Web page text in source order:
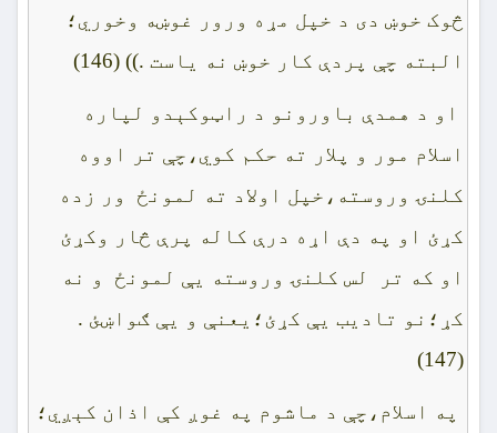
څوک خوښ دى د خپل مړه ورور غوښه وخوري؛
البته چې پردې کار خوښ نه ياست .)) (146)
او د همدې باورونو د راټوکېدو لپاره
اسلام مور و پلار ته حکم کوي،چې تر اووه
کلنۍ وروسته،خپل اولاد ته لمونځ ور زده
کړئ او په دې اړه درې کاله پرې څار وکړئ
او که تر لس کلنۍ وروسته يې لمونځ و نه
کړ؛نو تاديب يې کړئ؛يعنې و يې ګواښئ .
(147)
په اسلام،چې د ماشوم په غوږ کې اذان کېږي؛